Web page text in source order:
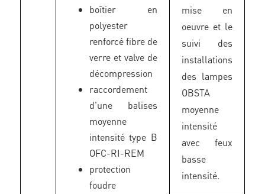
boîtier en
polyester
renforcé fibre de
verre et valve de
décompression
raccordement
d'une balises
moyenne
intensité type B
OFC-RI-REM
protection
foudre
mise en
oeuvre et le
suivi des
installations
des lampes
OBSTA
moyenne
intensité
avec feux
basse
intensité.